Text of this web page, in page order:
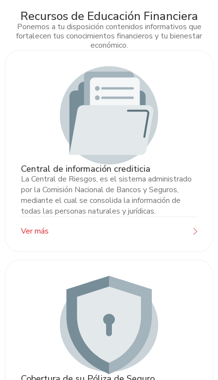
Recursos de Educación Financiera
Ponemos a tu disposición contenidos informativos que
fortalecen tus conocimientos financieros y tu bienestar
económico.
Central de información crediticia
La Central de Riesgos, es el sistema administrado
por la Comisión Nacional de Bancos y Seguros,
mediante el cual se consolida la información de
todas las personas naturales y jurídicas.
Ver más